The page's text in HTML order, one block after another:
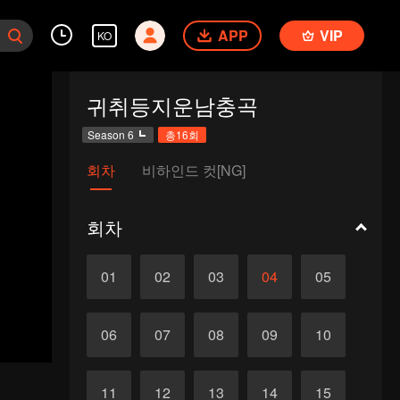
KO APP VIP
귀취등지운남충곡
Season 6 총16회
회차 비하인드 컷[NG]
회차
01 02 03 04 05
06 07 08 09 10
11 12 13 14 15